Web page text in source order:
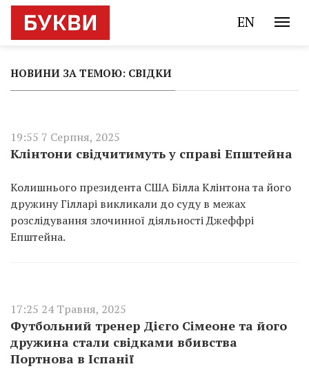
EN
НОВИНИ ЗА ТЕМОЮ: СВІДКИ
19:55 7 Серпня, 2025
Клінтони свідчитимуть у справі Епштейна
Колишнього президента США Білла Клінтона та його
дружину Гілларі викликали до суду в межах
розслідування злочинної діяльності Джеффрі
Епштейна.
17:25 24 Травня, 2025
Футбольний тренер Дієго Сімеоне та його
дружина стали свідками вбивства
Портнова в Іспанії